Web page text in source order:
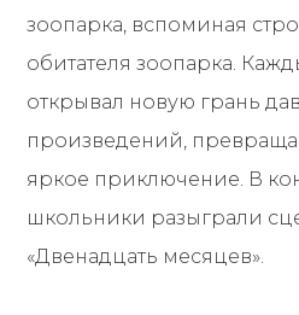
зоопарка, вспоминая
обитателя зоопарка.
открывал новую грань
произведений,
яркое приключение. В
школьники разыграли
«Двенадцать месяцев».